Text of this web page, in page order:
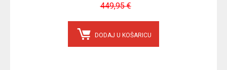
449,95 €
DODAJ U KOŠARICU